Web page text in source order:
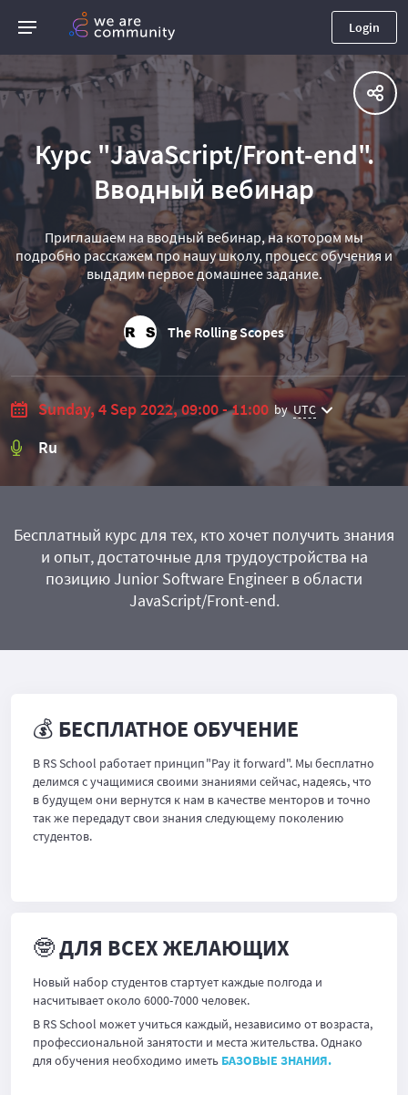
Login
Курс "JavaScript/Front-end".
Вводный вебинар
Приглашаем на вводный вебинар, на котором мы
подробно расскажем про нашу школу, процесс обучения и
выдадим первое домашнее задание.
The Rolling Scopes
Sunday, 4 Sep 2022, 09:00 - 11:00 by UTC
Ru
Бесплатный курс для тех, кто хочет получить знания
и опыт, достаточные для трудоустройства на
позицию Junior Software Engineer в области
JavaScript/Front-end.
💰 БЕСПЛАТНОЕ ОБУЧЕНИЕ
В RS School работает принцип "Pay it forward". Мы бесплатно
делимся с учащимися своими знаниями сейчас, надеясь, что
в будущем они вернутся к нам в качестве менторов и точно
так же передадут свои знания следующему поколению
студентов.
🤓 ДЛЯ ВСЕХ ЖЕЛАЮЩИХ
Новый набор студентов стартует каждые полгода и
насчитывает около 6000-7000 человек.
В RS School может учиться каждый, независимо от возраста,
профессиональной занятости и места жительства. Однако
для обучения необходимо иметь БАЗОВЫЕ ЗНАНИЯ.